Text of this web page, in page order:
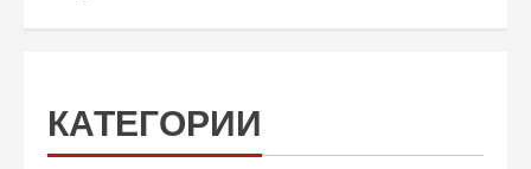
КАТЕГОРИИ